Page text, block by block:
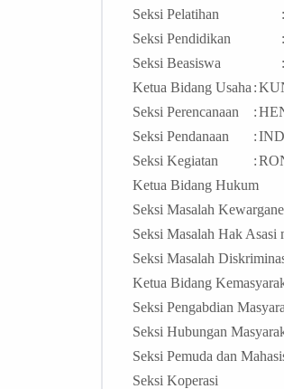
Seksi Pelatihan
:
Seksi Pendidikan
:
Seksi Beasiswa
:
Ketua Bidang Usaha :
Seksi Perencanaan
:
Seksi Pendanaan
:
Seksi Kegiatan
:
Ketua Bidang Hukum
Seksi Masalah
Seksi Masalah Hak Asasi
Seksi Masalah
Ketua Bidang
Seksi Pengabdian
Seksi Hubungan
Seksi Pemuda dan
Seksi Koperasi